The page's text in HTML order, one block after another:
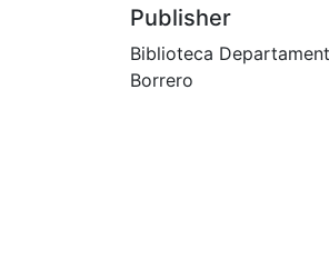
Publisher
Biblioteca
Borrero